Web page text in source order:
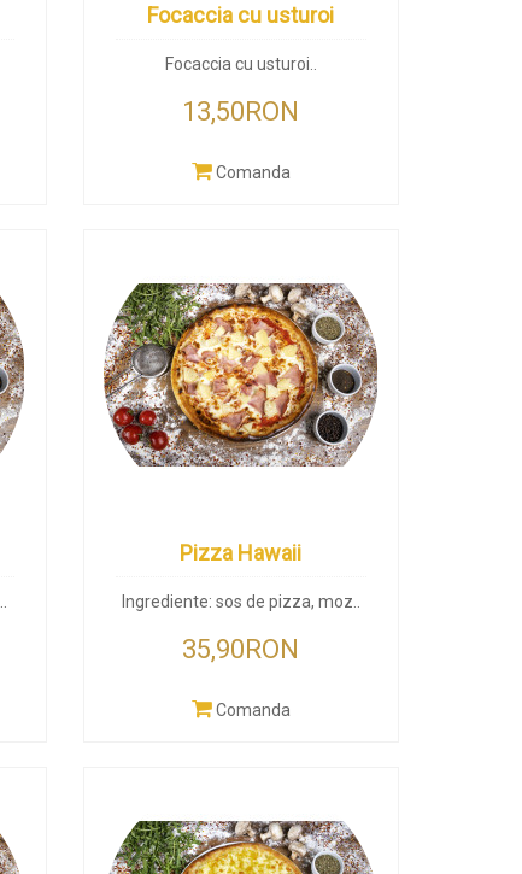
Focaccia cu usturoi
Focaccia cu usturoi..
13,50RON
Comanda
Pizza Hawaii
Ingrediente: sos de pizza, moz..
35,90RON
Comanda